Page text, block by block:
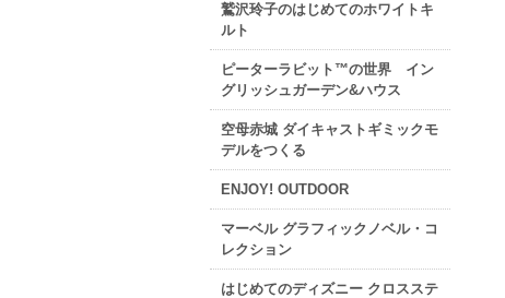
鷲沢玲子のはじめてのホワイトキ
ルト
ピーターラビット™の世界 イン
グリッシュガーデン&ハウス
空母赤城 ダイキャストギミックモ
デルをつくる
ENJOY! OUTDOOR
マーベル グラフィックノベル・コ
レクション
はじめてのディズニー クロスステ